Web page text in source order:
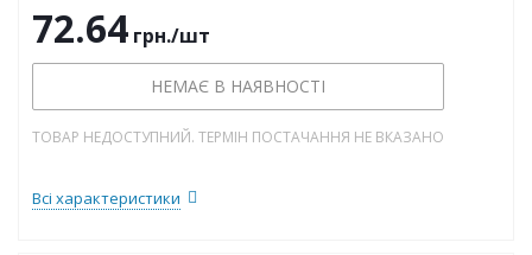
72.64 грн./шт
НЕМАЄ В НАЯВНОСТІ
ТОВАР НЕДОСТУПНИЙ. ТЕРМІН ПОСТАЧАННЯ НЕ ВКАЗАНО
Всі характеристики